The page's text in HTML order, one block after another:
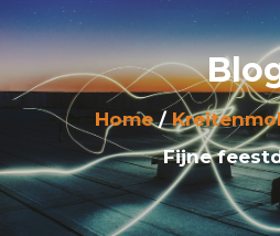
Home
Fijne